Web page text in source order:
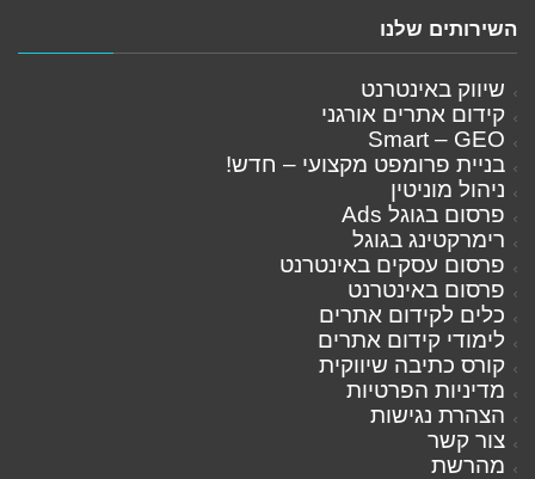
השירותים שלנו
שיווק באינטרנט
קידום אתרים אורגני
Smart – GEO
בניית פרומפט מקצועי – חדש!
ניהול מוניטין
פרסום בגוגל Ads
רימרקטינג בגוגל
פרסום עסקים באינטרנט
פרסום באינטרנט
כלים לקידום אתרים
לימודי קידום אתרים
קורס כתיבה שיווקית
מדיניות הפרטיות
הצהרת נגישות
צור קשר
מהרשת